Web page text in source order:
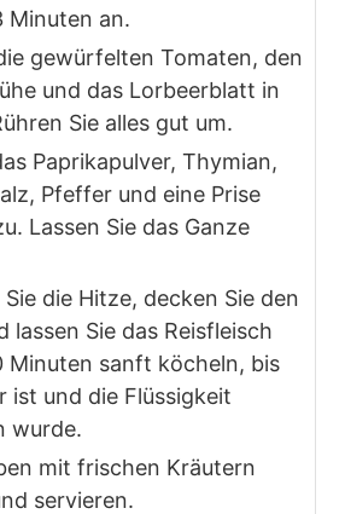
Minuten an.
gewürfelten Tomaten, den
und das Lorbeerblatt in
Sie alles gut um.
Paprikapulver, Thymian,
Pfeffer und eine Prise
Lassen Sie das Ganze
die Hitze, decken Sie den
lassen Sie das Reisfleisch
Minuten sanft köcheln, bis
ist und die Flüssigkeit
wurde.
mit frischen Kräutern
servieren.